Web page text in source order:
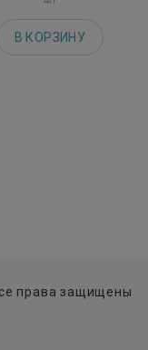
В КОРЗИНУ
права защищены